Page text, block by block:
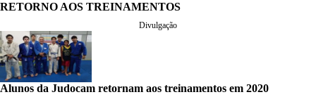
RETORNO AOS TREINAMENTOS
Divulgação
Alunos da Judocam retornam aos treinamentos em 2020